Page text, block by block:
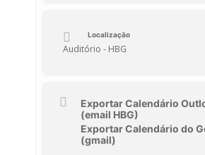
Localização
Auditório - HBG
Exportar Calendário
(email HBG)
Exportar Calendário do
(gmail)